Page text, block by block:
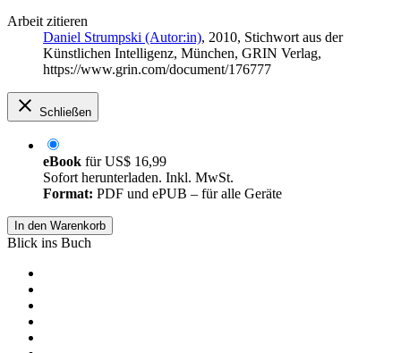
Arbeit zitieren
Daniel Strumpski (Autor:in), 2010, Stichwort aus der
Künstlichen Intelligenz, München, GRIN Verlag,
https://www.grin.com/document/176777
Schließen
eBook fürUS$ 16,99
Sofort herunterladen. Inkl. MwSt.
Format: PDF und ePUB – für alle Geräte
In den Warenkorb
Blick ins Buch